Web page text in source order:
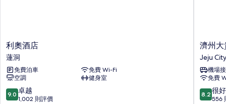
利
奧
酒
店
蓮
洞
利奧酒店
蓮洞
免費泊車
免費 Wi-Fi
空調
健身室
9.0
分
9.0 卓越
1,002 則評價
濟
州
大
貴
族
觀
光
濟州大
Jeju City
機場
免費
8.2
分
8.2 很好
556